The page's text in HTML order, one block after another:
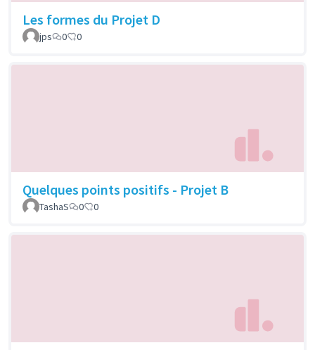
Les formes du Projet D
jps 0 0
Quelques points positifs - Projet B
TashaS 0 0